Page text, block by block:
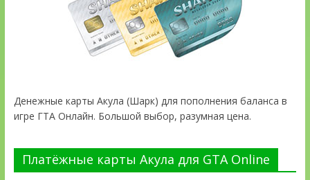
Денежные карты Акула (Шарк) для пополнения баланса в
игре ГТА Онлайн. Большой выбор, разумная цена.
Платёжные карты Акула для GTA Online